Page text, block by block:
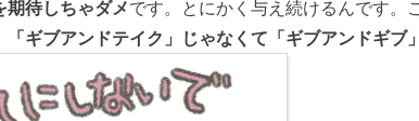
期待しちゃダメです。とにかく与え続けるんです。
「ギブアンドテイク」じゃなくて「ギブアンドギブ」